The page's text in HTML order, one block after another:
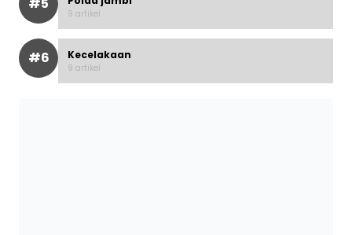
9 artikel
#6 Kecelakaan
9 artikel